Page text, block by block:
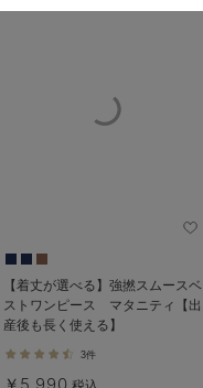
【着丈が選べる】強撚スムースベ
ストワンピース マタニティ【出
産後も長く使える】
3件